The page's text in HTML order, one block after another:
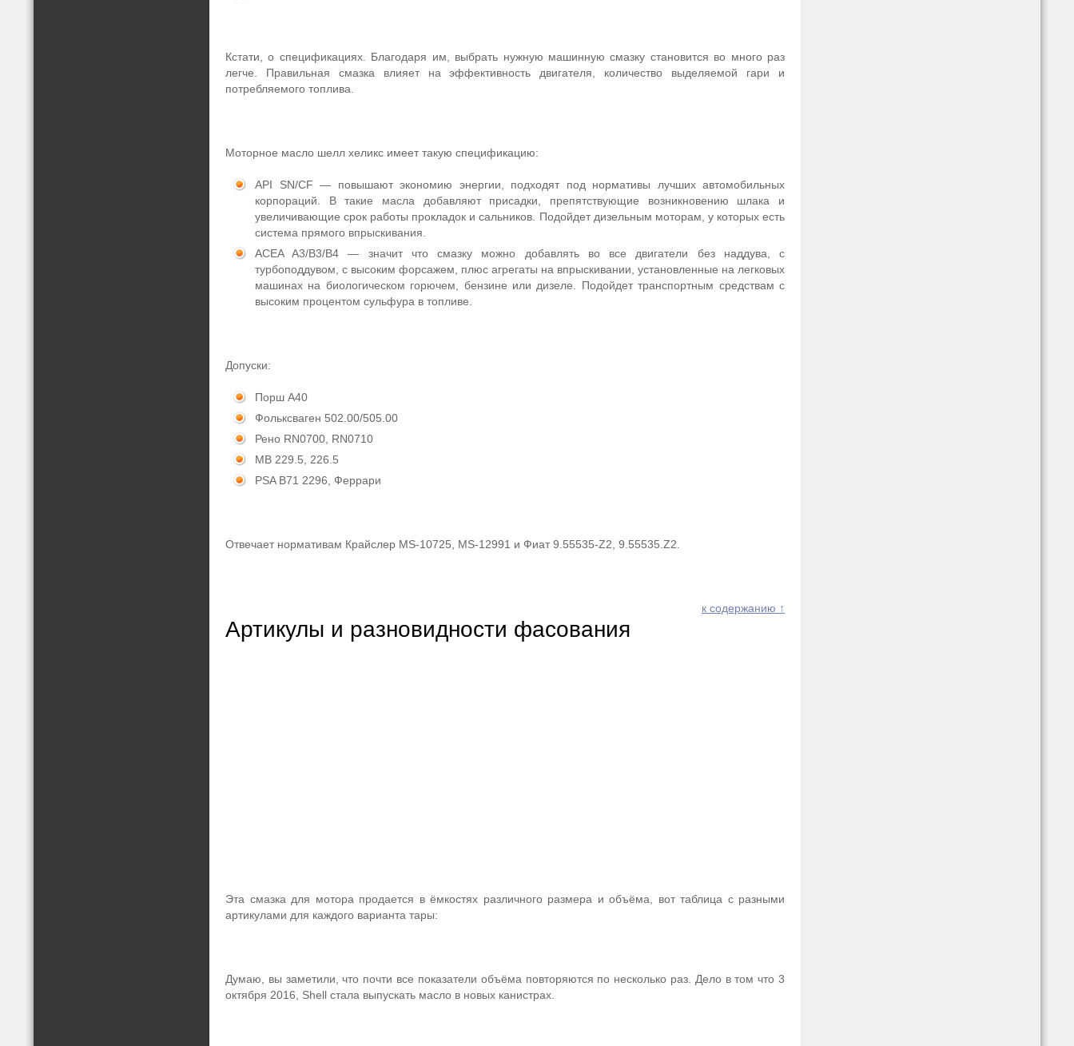
Кстати, о спецификациях. Благодаря им, выбрать нужную машинную смазку становится во много раз
легче. Правильная смазка влияет на эффективность двигателя, количество выделяемой гари и
потребляемого топлива.
Моторное масло шелл хеликс имеет такую спецификацию:
API SN/CF — повышают экономию энергии, подходят под нормативы лучших автомобильных
корпораций. В такие масла добавляют присадки, препятствующие возникновению шлака и
увеличивающие срок работы прокладок и сальников. Подойдет дизельным моторам, у которых есть
система прямого впрыскивания.
ACEA A3/B3/B4 — значит что смазку можно добавлять во все двигатели без наддува, с
турбоподдувом, с высоким форсажем, плюс агрегаты на впрыскивании, установленные на легковых
машинах на биологическом горючем, бензине или дизеле. Подойдет транспортным средствам с
высоким процентом сульфура в топливе.
Допуски:
Порш A40
Фольксваген 502.00/505.00
Рено RN0700, RN0710
MB 229.5, 226.5
PSA B71 2296, Феррари
Отвечает нормативам Крайслер MS-10725, MS-12991 и Фиат 9.55535-Z2, 9.55535.Z2.
к содержанию ↑
Артикулы и разновидности фасования
Эта смазка для мотора продается в ёмкостях различного размера и объёма, вот таблица с разными
артикулами для каждого варианта тары:
Думаю, вы заметили, что почти все показатели объёма повторяются по несколько раз. Дело в том что 3
октября 2016, Shell стала выпускать масло в новых канистрах.